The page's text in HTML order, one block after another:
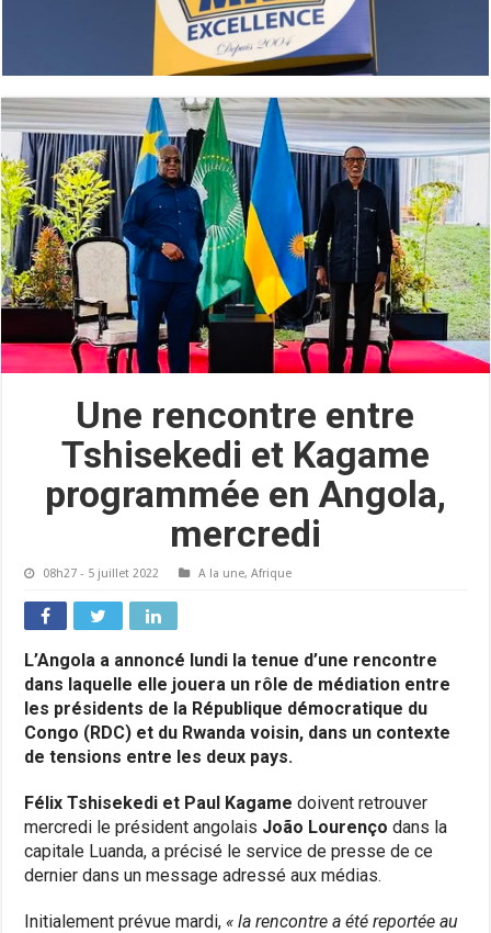
Une rencontre entre
Tshisekedi et Kagame
programmée en Angola,
mercredi
08h27 - 5 juillet 2022 A la une,Afrique
L’Angola a annoncé lundi la tenue d’une rencontre
dans laquelle elle jouera un rôle de médiation entre
les présidents de la République démocratique du
Congo (RDC) et du Rwanda voisin, dans un contexte
de tensions entre les deux pays.
Félix Tshisekedi et Paul Kagame doivent retrouver
mercredi le président angolais João Lourenço dans la
capitale Luanda, a précisé le service de presse de ce
dernier dans un message adressé aux médias.
Initialement prévue mardi, « la rencontre a été reportée au